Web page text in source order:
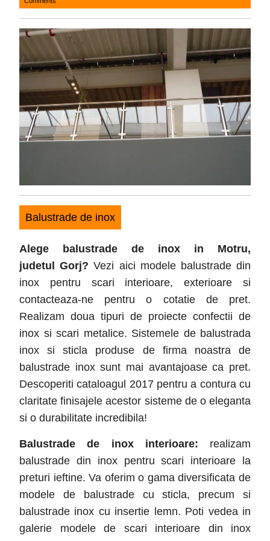
2017
Balustrade de inox
Alege balustrade de inox in Motru,
judetulGorj? Vezi aici modele balustrade din
inox pentru scari interioare, exterioare si
contacteaza-ne pentru o cotatie de pret.
Realizam doua tipuri de proiecte confectii de
inox si scari metalice. Sistemele de balustrada
inox si sticla produse de firma noastra de
balustrade inox sunt mai avantajoase ca pret.
Descoperiti cataloagul 2017 pentru a contura cu
claritate finisajele acestor sisteme de o eleganta
si o durabilitate incredibila!
Balustrade de inox interioare: realizam
balustrade din inox pentru scari interioare la
preturi ieftine. Va oferim o gama diversificata de
modele de balustrade cu sticla, precum si
balustrade inox cu insertie lemn. Poti vedea in
galerie modele de scari interioare din inox